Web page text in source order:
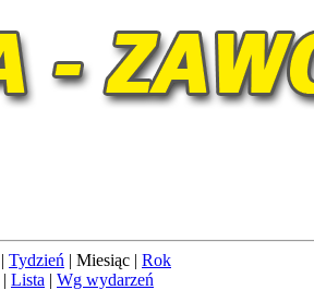
| Tydzień | Miesiąc | Rok
| Lista | Wg wydarzeń